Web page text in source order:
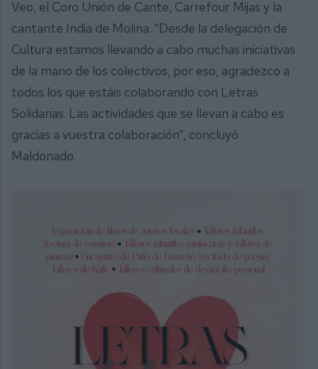
Veo, el Coro Unión de Cante, Carrefour Mijas y la
cantante India de Molina. “Desde la delegación de
Cultura estamos llevando a cabo muchas iniciativas
de la mano de los colectivos, por eso, agradezco a
todos los que estáis colaborando con Letras
Solidarias. Las actividades que se llevan a cabo es
gracias a vuestra colaboración”, concluyó
Maldonado.